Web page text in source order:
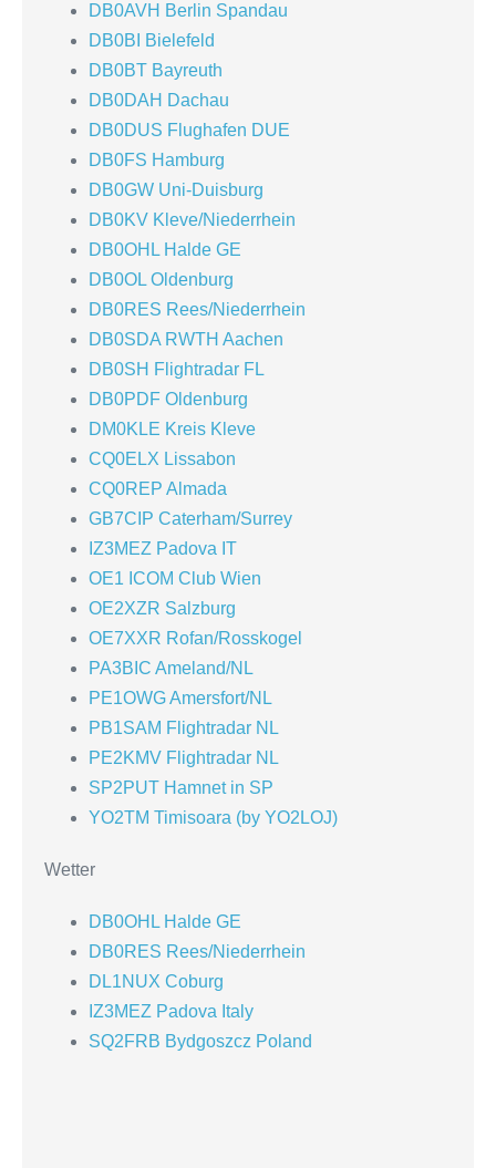
DB0AVH Berlin Spandau
DB0BI Bielefeld
DB0BT Bayreuth
DB0DAH Dachau
DB0DUS Flughafen DUE
DB0FS Hamburg
DB0GW Uni-Duisburg
DB0KV Kleve/Niederrhein
DB0OHL Halde GE
DB0OL Oldenburg
DB0RES Rees/Niederrhein
DB0SDA RWTH Aachen
DB0SH Flightradar FL
DB0PDF Oldenburg
DM0KLE Kreis Kleve
CQ0ELX Lissabon
CQ0REP Almada
GB7CIP Caterham/Surrey
IZ3MEZ Padova IT
OE1 ICOM Club Wien
OE2XZR Salzburg
OE7XXR Rofan/Rosskogel
PA3BIC Ameland/NL
PE1OWG Amersfort/NL
PB1SAM Flightradar NL
PE2KMV Flightradar NL
SP2PUT Hamnet in SP
YO2TM Timisoara (by YO2LOJ)
Wetter
DB0OHL Halde GE
DB0RES Rees/Niederrhein
DL1NUX Coburg
IZ3MEZ Padova Italy
SQ2FRB Bydgoszcz Poland